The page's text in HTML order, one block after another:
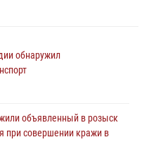
обнаружил
объявленный в розыск
при совершении кражи в